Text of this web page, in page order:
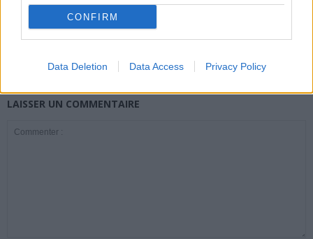
CONFIRM
Data Deletion Data Access Privacy Policy
Santé
Canicule : les conseils
essentiels des
éviter le danger
Santé
Éclipse du 12 août :
attention à la pénurie de
Santé
buccal
LAISSER UN COMMENTAIRE